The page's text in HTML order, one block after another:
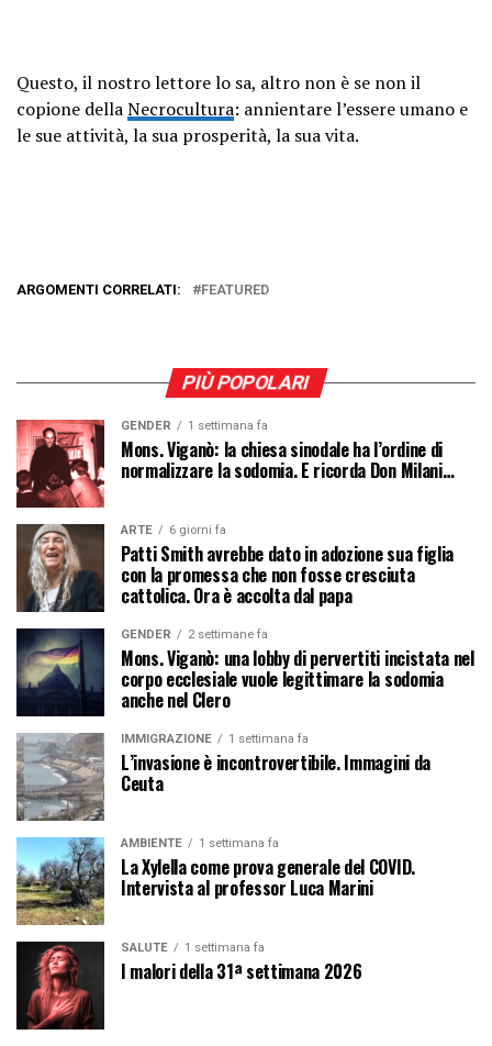
Questo, il nostro lettore lo sa, altro non è se non il
copione dellaNecrocultura: annientare l’essere umano e
le sue attività, la sua prosperità, la sua vita.
ARGOMENTI CORRELATI: FEATURED
PIÙ POPOLARI
GENDER 1 settimana fa
Mons. Viganò: la chiesa sinodale ha l’ordine di
normalizzare la sodomia. E ricorda Don Milani…
ARTE 6 giorni fa
Patti Smith avrebbe dato in adozione sua figlia
con la promessa che non fosse cresciuta
cattolica. Ora è accolta dal papa
GENDER 2 settimane fa
Mons. Viganò: una lobby di pervertiti incistata nel
corpo ecclesiale vuole legittimare la sodomia
anche nel Clero
IMMIGRAZIONE 1 settimana fa
L’invasione è incontrovertibile. Immagini da
Ceuta
AMBIENTE 1 settimana fa
La Xylella come prova generale del COVID.
Intervista al professor Luca Marini
SALUTE 1 settimana fa
I malori della 31ª settimana 2026